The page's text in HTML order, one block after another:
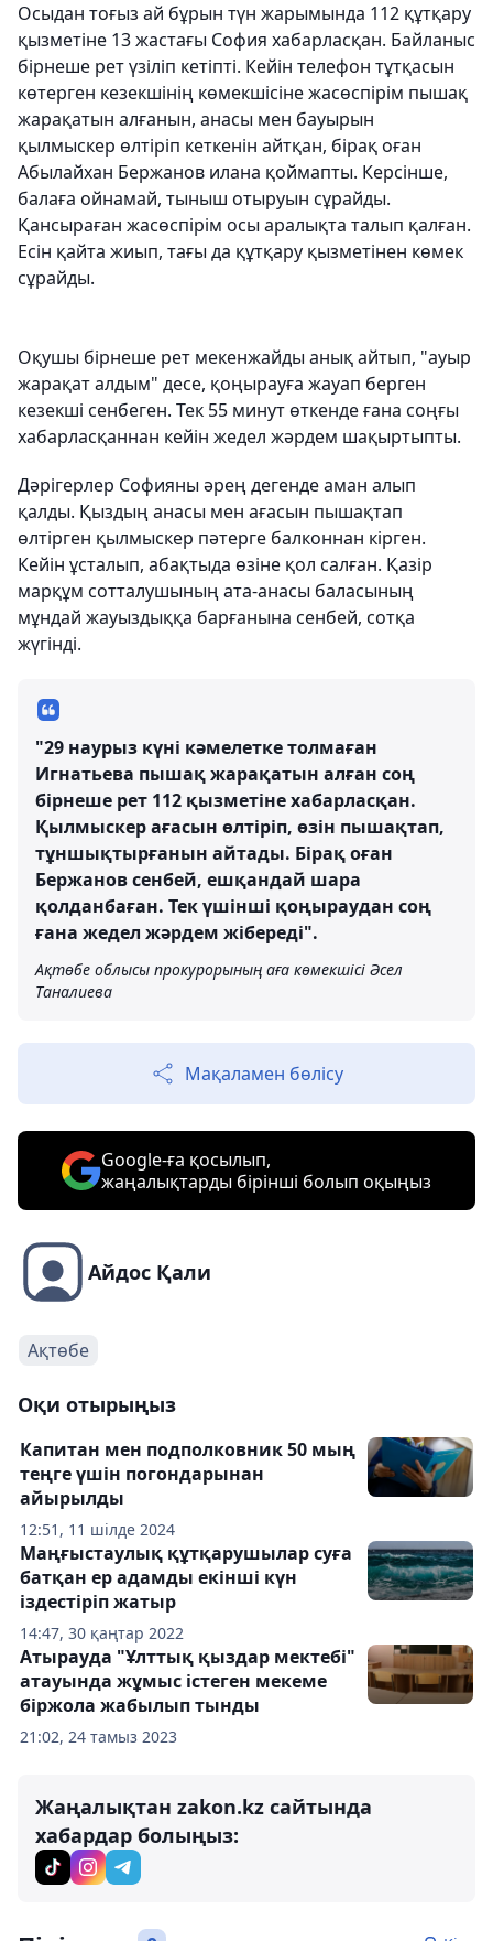
Осыдан тоғыз ай бұрын түн жарымында 112 құтқару
қызметіне 13 жастағы София хабарласқан. Байланыс
бірнеше рет үзіліп кетіпті. Кейін телефон тұтқасын
көтерген кезекшінің көмекшісіне жасөспірім пышақ
жарақатын алғанын, анасы мен бауырын
қылмыскер өлтіріп кеткенін айтқан, бірақ оған
Абылайхан Бержанов илана қоймапты. Керсінше,
балаға ойнамай, тыныш отыруын сұрайды.
Қансыраған жасөспірім осы аралықта талып қалған.
Есін қайта жиып, тағы да құтқару қызметінен көмек
сұрайды.
Оқушы бірнеше рет мекенжайды анық айтып, "ауыр
жарақат алдым" десе, қоңырауға жауап берген
кезекші сенбеген. Тек 55 минут өткенде ғана соңғы
хабарласқаннан кейін жедел жәрдем шақыртыпты.
Дәрігерлер Софияны әрең дегенде аман алып
қалды. Қыздың анасы мен ағасын пышақтап
өлтірген қылмыскер пәтерге балконнан кірген.
Кейін ұсталып, абақтыда өзіне қол салған. Қазір
марқұм сотталушының ата-анасы баласының
мұндай жауыздыққа барғанына сенбей, сотқа
жүгінді.
"29 наурыз күні кәмелетке толмаған
Игнатьева пышақ жарақатын алған соң
бірнеше рет 112 қызметіне хабарласқан.
Қылмыскер ағасын өлтіріп, өзін пышақтап,
тұншықтырғанын айтады. Бірақ оған
Бержанов сенбей, ешқандай шара
қолданбаған. Тек үшінші қоңыраудан соң
ғана жедел жәрдем жібереді".
Ақтөбе облысы прокурорының аға көмекшісі Әсел
Таналиева
Мақаламен бөлісу
Google-ға қосылып,
жаңалықтарды бірінші болып оқыңыз
Айдос Қали
Ақтөбе
Оқи отырыңыз
12:51, 11 шілде 2024
Капитан мен подполковник 50 мың
теңге үшін погондарынан
айырылды
14:47, 30 қаңтар 2022
Маңғыстаулық құтқарушылар суға
батқан ер адамды екінші күн
іздестіріп жатыр
21:02, 24 тамыз 2023
Атырауда "Ұлттық қыздар мектебі"
атауында жұмыс істеген мекеме
біржола жабылып тынды
Жаңалықтан zakon.kz сайтында
хабардар болыңыз: